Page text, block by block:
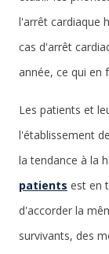
l'arrêt cardiaque
cas d'arrêt
année, ce qui en
Les patients et
l'établissement
la tendance à la
patients est en
d'accorder la
survivants, des